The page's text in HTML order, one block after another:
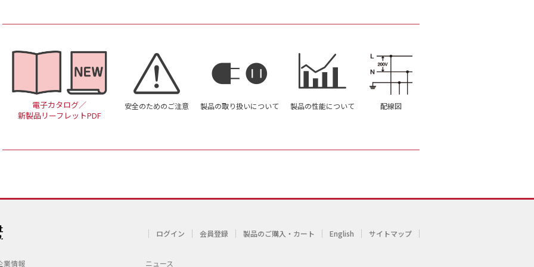
電子カタログ／
新製品リーフレットPDF
安全のためのご注意 製品の取り扱いについて 製品の性能について 配線図
ログイン 会員登録 製品のご購入・カート English サイトマップ
業情報 ニュース